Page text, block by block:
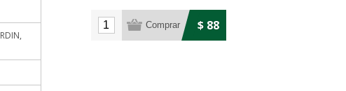
$ 88